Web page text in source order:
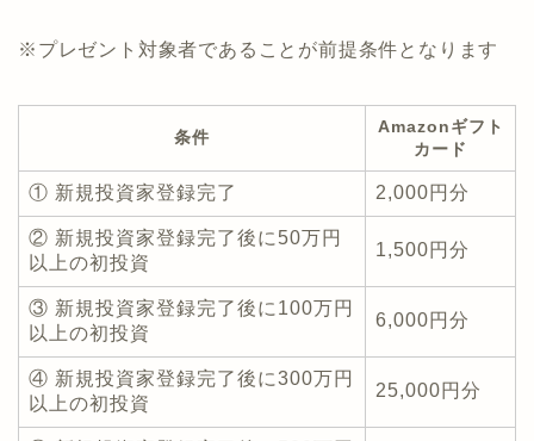
※プレゼント対象者であることが前提条件となります
条件
Amazonギフト
カード
① 新規投資家登録完了 2,000円分
② 新規投資家登録完了後に50万円
以上の初投資
1,500円分
③ 新規投資家登録完了後に100万円
以上の初投資
6,000円分
④ 新規投資家登録完了後に300万円
以上の初投資
25,000円分